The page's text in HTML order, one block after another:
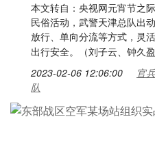
本文转自：央视网元宵节之
民俗活动，武警天津总队出
放行、单向分流等方式，灵
出行安全。（刘子云、钟久
2023-02-06 12:06:00
官
队